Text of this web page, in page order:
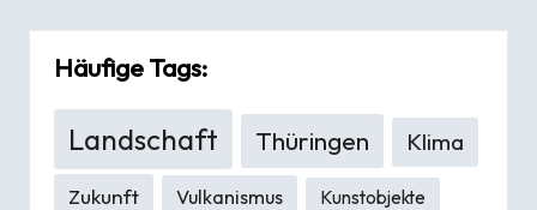
Häufige Tags:
Landschaft Thüringen Klima
Zukunft Vulkanismus
Kunstobjekte